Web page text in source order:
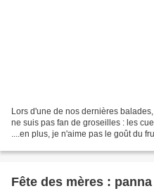
Lors d'une de nos dernières
ne suis pas fan de groseilles : les
....en plus, je n'aime pas le goût du
Fête des mères :